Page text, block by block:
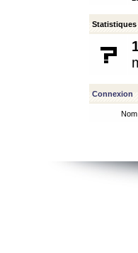
Statistiques
Connexion
Nom